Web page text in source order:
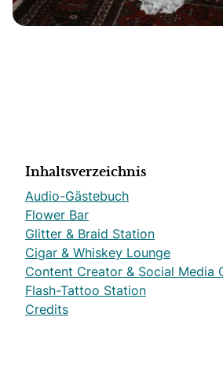
Inhaltsverzeichnis
Audio-Gästebuch
Flower Bar
Glitter & Braid Station
Cigar & Whiskey Lounge
Content Creator & Social Media
Flash-Tattoo Station
Credits